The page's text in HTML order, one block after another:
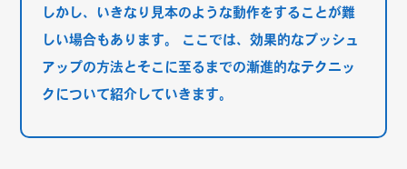
しかし、いきなり見本のような動作をすることが難
しい場合もあります。 ここでは、効果的なプッシュ
アップの方法とそこに至るまでの漸進的なテクニッ
クについて紹介していきます。